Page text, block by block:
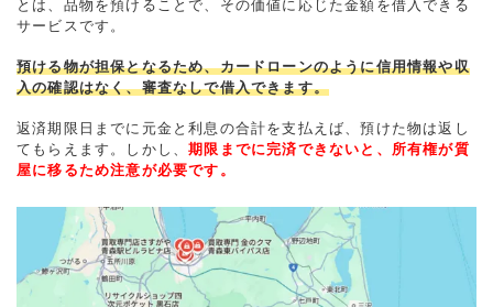
とは、品物を預けることで、その価値に応じた金額を借入できる
サービスです。
預ける物が担保となるため、カードローンのように信用情報や収
入の確認はなく、審査なしで借入できます。
返済期限日までに元金と利息の合計を支払えば、預けた物は返し
てもらえます。しかし、期限までに完済できないと、所有権が質
屋に移るため注意が必要です。